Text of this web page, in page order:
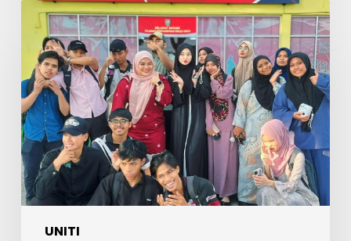
UNITI
Sebalik
Skrin
Illustrator